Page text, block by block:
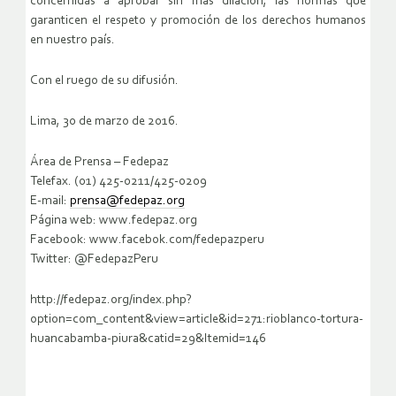
garanticen el respeto y promoción de los derechos humanos
en nuestro país.
Con el ruego de su difusión.
Lima, 30 de marzo de 2016.
Área de Prensa – Fedepaz
Telefax. (01) 425-0211/425-0209
E-mail: prensa@fedepaz.org
Página web: www.fedepaz.org
Facebook: www.facebok.com/fedepazperu
Twitter: @FedepazPeru
http://fedepaz.org/index.php?
option=com_content&view=article&id=271:rioblanco-tortura-
huancabamba-piura&catid=29&Itemid=146